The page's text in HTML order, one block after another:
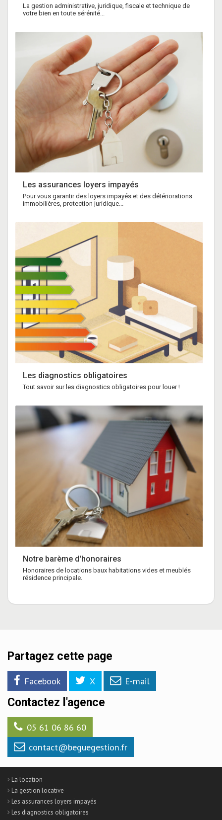
La gestion administrative, juridique, fiscale et technique de
votre bien en toute sérénité...
Les assurances loyers impayés
Pour vous garantir des loyers impayés et des détériorations
immobilières, protection juridique...
Les diagnostics obligatoires
Tout savoir sur les diagnostics obligatoires pour louer !
Notre barème d'honoraires
Honoraires de locations baux habitations vides et meublés
résidence principale.
Partagez cette page
Facebook X E-mail
Contactez l'agence
05 61 06 86 60
contact@beguegestion.fr
La location
La gestion locative
Les assurances loyers impayés
Les diagnostics obligatoires